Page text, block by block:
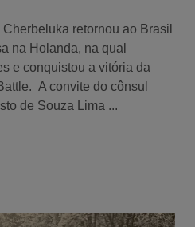
retornou ao Brasil
na Holanda, na qual
e conquistou a vitória da
A convite do cônsul
de Souza Lima ...